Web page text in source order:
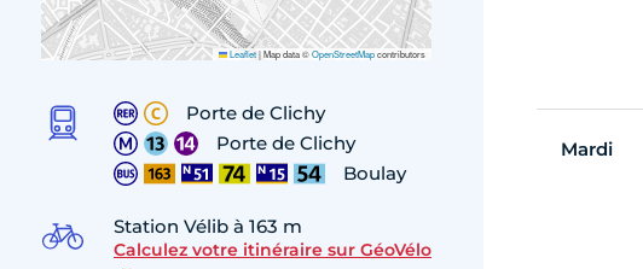
Leaflet|Map data ©OpenStreetMapcontributors
Porte de Clichy
Porte de Clichy
Boulay
Station Vélib à 163 m
Calculez votre itinéraire sur GéoVélo
Mardi